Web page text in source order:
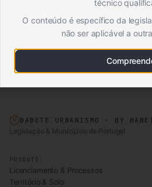
em terrenos junto a vias
BABETE URBANISMO · BY
Legislação & Municípios de Portugal
PRODUTO
Licenciamento & Processos
Território & Solo
técnico
O conteúdo é específico da
não ser aplicável a